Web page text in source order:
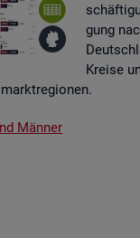
gung
Krei­se
Män­ner